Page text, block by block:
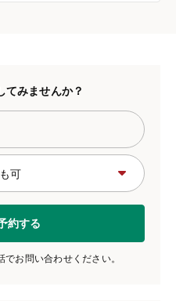
てみませんか？
約する
お問い合わせください。